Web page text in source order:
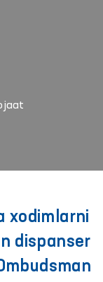
xodimlarni
dispanser